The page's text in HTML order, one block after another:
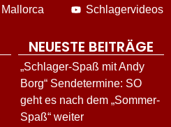
Mallorca Schlagervideos
NEUESTE BEITRÄGE
„Schlager-Spaß mit Andy
Borg“ Sendetermine: SO
geht es nach dem „Sommer-
Spaß“ weiter